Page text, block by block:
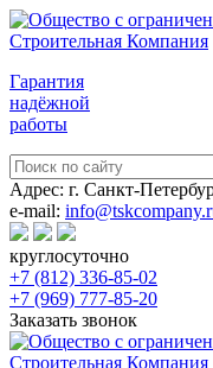
Гарантия
надёжной
работы
Адрес: г. Санкт-
e-mail:
круглосуточно
+7 (812) 336-85-02
+7 (969) 777-85-20
Заказать звонок